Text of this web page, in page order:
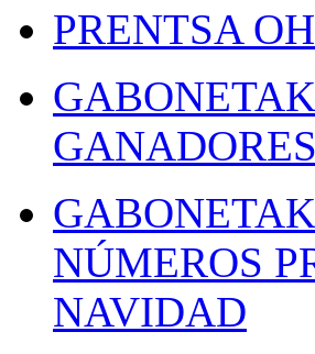
PRENTSA
NÚMEROS
NAVIDAD